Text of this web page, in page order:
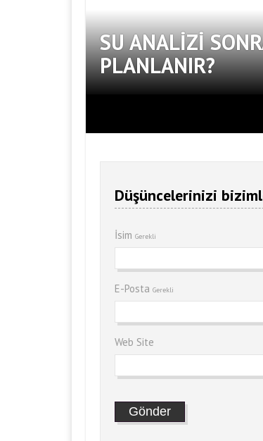
SU ANALIZI
PLANLANIR?
Düşüncelerinizi
İsim Gerekli
E-Posta Gerekli
Web Site